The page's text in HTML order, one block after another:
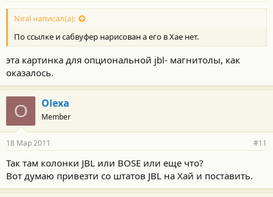
Niral написал(а):
По ссылке и сабвуфер нарисован а его в Хае нет.
эта картинка для опциональной jbl- магнитолы, как
оказалось.
O Olexa
Member
18 Мар 2011 #11
Так там колонки JBL или BOSE или еще что?
Вот думаю привезти со штатов JBL на Хай и поставить.